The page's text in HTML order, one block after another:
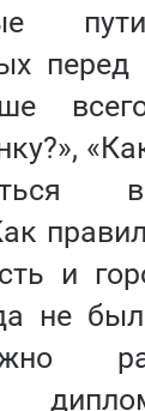
и
не